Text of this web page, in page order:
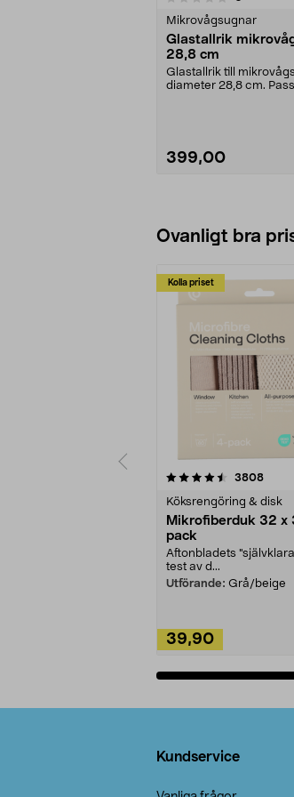
Mikrovågsugnar
Glastallrik
28,8 cm
Glastallrik till
diameter 28,8 cm.
399,00
Ovanligt bra
Kolla priset
3808
Köksrengöring & disk
Mikrofiberduk 32 x
pack
Aftonbladets "självklara
test av d...
Utförande: Grå/beige
39,90
4.0av 5
Kundservice